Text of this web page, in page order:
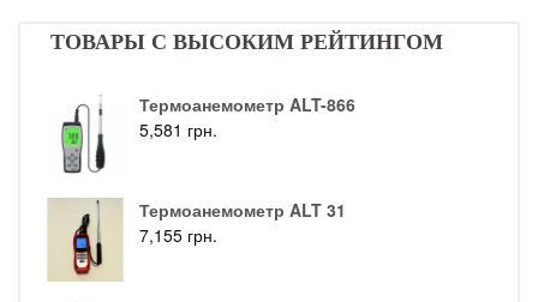
ТОВАРЫ С ВЫСОКИМ РЕЙТИНГОМ
Термоанемометр ALT-866
5,581 грн.
Термоанемометр ALT 31
7,155 грн.